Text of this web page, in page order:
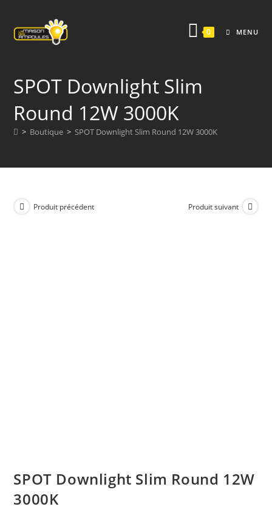
content
0 MENU
SPOT Downlight Slim
Round 12W 3000K
> Boutique > SPOT Downlight Slim Round 12W 3000K
Produit précédent Produit suivant
SPOT Downlight Slim Round 12W
3000K